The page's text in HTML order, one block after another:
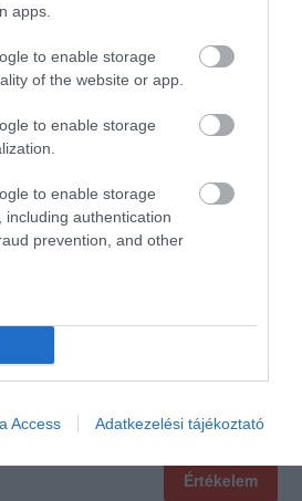
apps.
to enable storage
of the website or app.
to enable storage
to enable storage
including authentication
prevention, and other
Access Adatkezelési tájékoztató
finom sütik, kedves
isteni kávé , jó ide
:)
Jelentés
Értékelem